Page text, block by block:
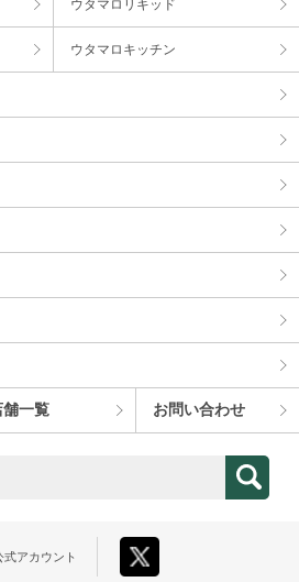
ウタマロリキッド
ウタマロキッチン
舗⼀覧 お問い合わせ
式アカウント